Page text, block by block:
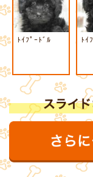
ﾄｲﾌﾟｰﾄﾞﾙ ﾄｲ